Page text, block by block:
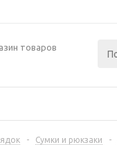
товаров
- Сумки и рюкзаки -